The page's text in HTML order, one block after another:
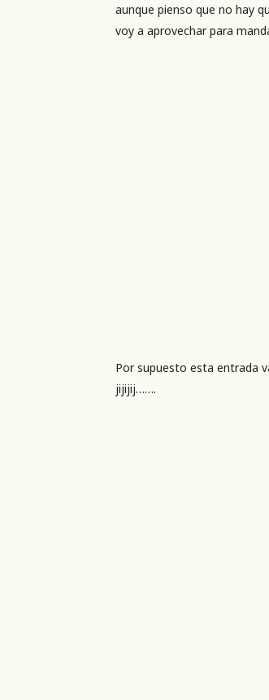
aunque pienso que no hay
voy a aprovechar para
Por supuesto esta entrada
jijijij…….